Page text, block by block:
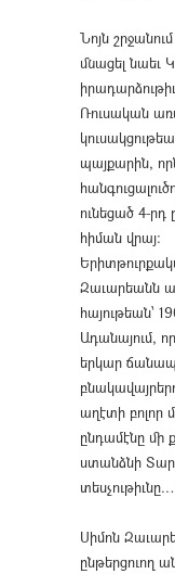
Նոյն
մնացել նաեւ
Ռուսական
պայքարին,
ունեցած 4-րդ
հիման վրայ։
Զաւարեանն
հայութեան՝
Ադանայում,
երկար
աղէտի բոլոր
ընդամէնը մի
ստանձնի
Սիմոն
ընթերցուող